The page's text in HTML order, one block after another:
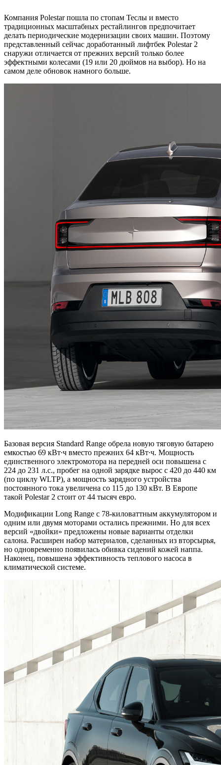
Компания Polestar пошла по стопам Теслы и вместо
традиционных масштабных рестайлингов предпочитает
делать периодические модернизации своих машин. Поэтому
представленный сейчас доработанный лифтбек Polestar 2
снаружи отличается от прежних версий только более
эффектными колесами (19 или 20 дюймов на выбор). Но на
самом деле обновок намного больше.
Базовая версия Standard Range обрела новую тяговую батарею
емкостью 69 кВт∙ч вместо прежних 64 кВт∙ч. Мощность
единственного электромотора на передней оси повышена с
224 до 231 л.с., пробег на одной зарядке вырос с 420 до 440 км
(по циклу WLTP), а мощность зарядного устройства
постоянного тока увеличена со 115 до 130 кВт. В Европе
такой Polestar 2 стоит от 44 тысяч евро.
Модификации Long Range с 78-киловаттным аккумулятором и
одним или двумя моторами остались прежними. Но для всех
версий «двойки» предложены новые варианты отделки
салона. Расширен набор материалов, сделанных из вторсырья,
но одновременно появилась обивка сидений кожей наппа.
Наконец, повышена эффективность теплового насоса в
климатической системе.